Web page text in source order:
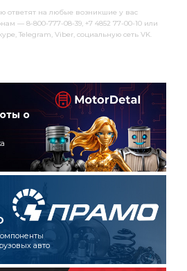
ответят на любые возникшие у вас
— 8-800-777-08-39, +7 4852 77-00-10 или
Telegram, Viber, социальную сеть VK.
о
авто